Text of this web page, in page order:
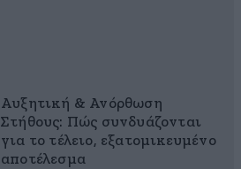
Αυξητική & Ανόρθωση
Στήθους: Πώς συνδυάζονται
για το τέλειο, εξατομικευμένο
αποτέλεσμα